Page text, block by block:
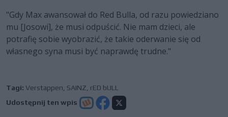
"Gdy Max awansował do Red Bulla, od razu powiedziano
mu [Josowi], że musi odpuścić. Nie mam dzieci, ale
potrafię sobie wyobrazić, że takie oderwanie się od
własnego syna musi być naprawdę trudne."
Tagi: Verstappen SAINZ rED bULL
Udostępnij ten wpis